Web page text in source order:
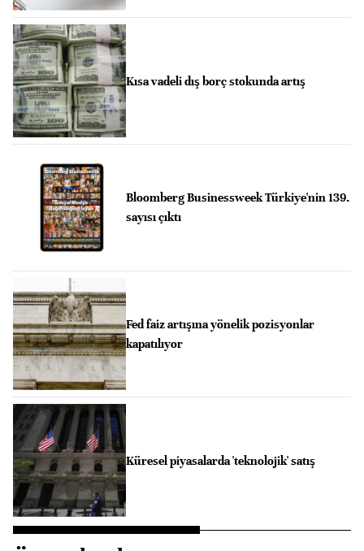
Kısa vadeli dış borç stokunda artış
Bloomberg Businessweek Türkiye'nin 139.
sayısı çıktı
Fed faiz artışına yönelik pozisyonlar
kapatılıyor
Küresel piyasalarda 'teknolojik' satış